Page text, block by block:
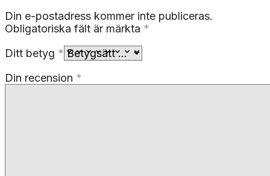
Din e-postadress kommer inte publiceras.
Obligatoriska fält är märkta *
Ditt betyg *
Din recension *